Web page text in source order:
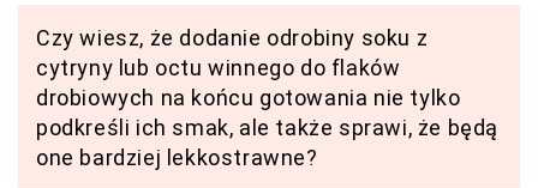
Czy wiesz, że dodanie odrobiny soku z
cytryny lub octu winnego do flaków
drobiowych na końcu gotowania nie tylko
podkreśli ich smak, ale także sprawi, że będą
one bardziej lekkostrawne?